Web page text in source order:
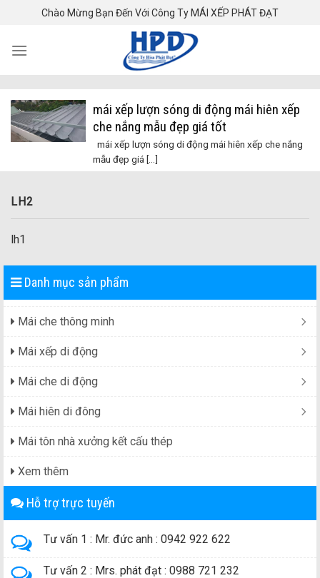
content
Chào Mừng Bạn Đến Với Công Ty MÁI XẾP PHÁT ĐẠT
LH2
lh1
Danh mục sản phẩm
Mái che thông minh
Mái xếp di động
Mái che di động
Mái hiên di đông
Mái tôn nhà xưởng kết cấu thép
Xem thêm
Hỗ trợ trực tuyến
Tư vấn 1 : Mr. đức anh : 0942 922 622
Tư vấn 2 : Mrs. phát đạt : 0988 721 232
mái xếp lượn sóng di động mái hiên xếp
che nắng mẫu đẹp giá tốt
mái xếp lượn sóng di động mái hiên xếp che nắng
mẫu đẹp giá [...]